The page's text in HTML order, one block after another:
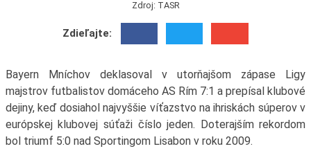
Zdroj: TASR
Zdieľajte:
Bayern Mníchov deklasoval v utorňajšom zápase Ligy
majstrov futbalistov domáceho AS Rím 7:1 a prepísal klubové
dejiny, keď dosiahol najvyššie víťazstvo na ihriskách súperov v
európskej klubovej súťaži číslo jeden. Doterajším rekordom
bol triumf 5:0 nad Sportingom Lisabon v roku 2009.